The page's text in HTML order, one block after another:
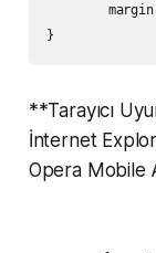
**Tarayıcı
İnternet
Opera Mobile